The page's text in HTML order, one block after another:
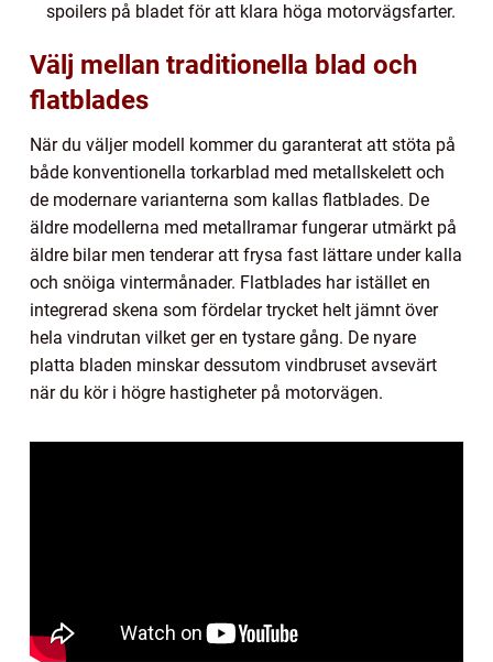
spoilers på bladet för att klara höga motorvägsfarter.
Välj mellan traditionella blad och
flatblades
När du väljer modell kommer du garanterat att stöta på
både konventionella torkarblad med metallskelett och
de modernare varianterna som kallas flatblades. De
äldre modellerna med metallramar fungerar utmärkt på
äldre bilar men tenderar att frysa fast lättare under kalla
och snöiga vintermånader. Flatblades har istället en
integrerad skena som fördelar trycket helt jämnt över
hela vindrutan vilket ger en tystare gång. De nyare
platta bladen minskar dessutom vindbruset avsevärt
när du kör i högre hastigheter på motorvägen.